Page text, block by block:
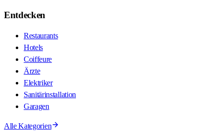
Entdecken
Restaurants
Hotels
Coiffeure
Ärzte
Elektriker
Sanitärinstallation
Garagen
Alle Kategorien